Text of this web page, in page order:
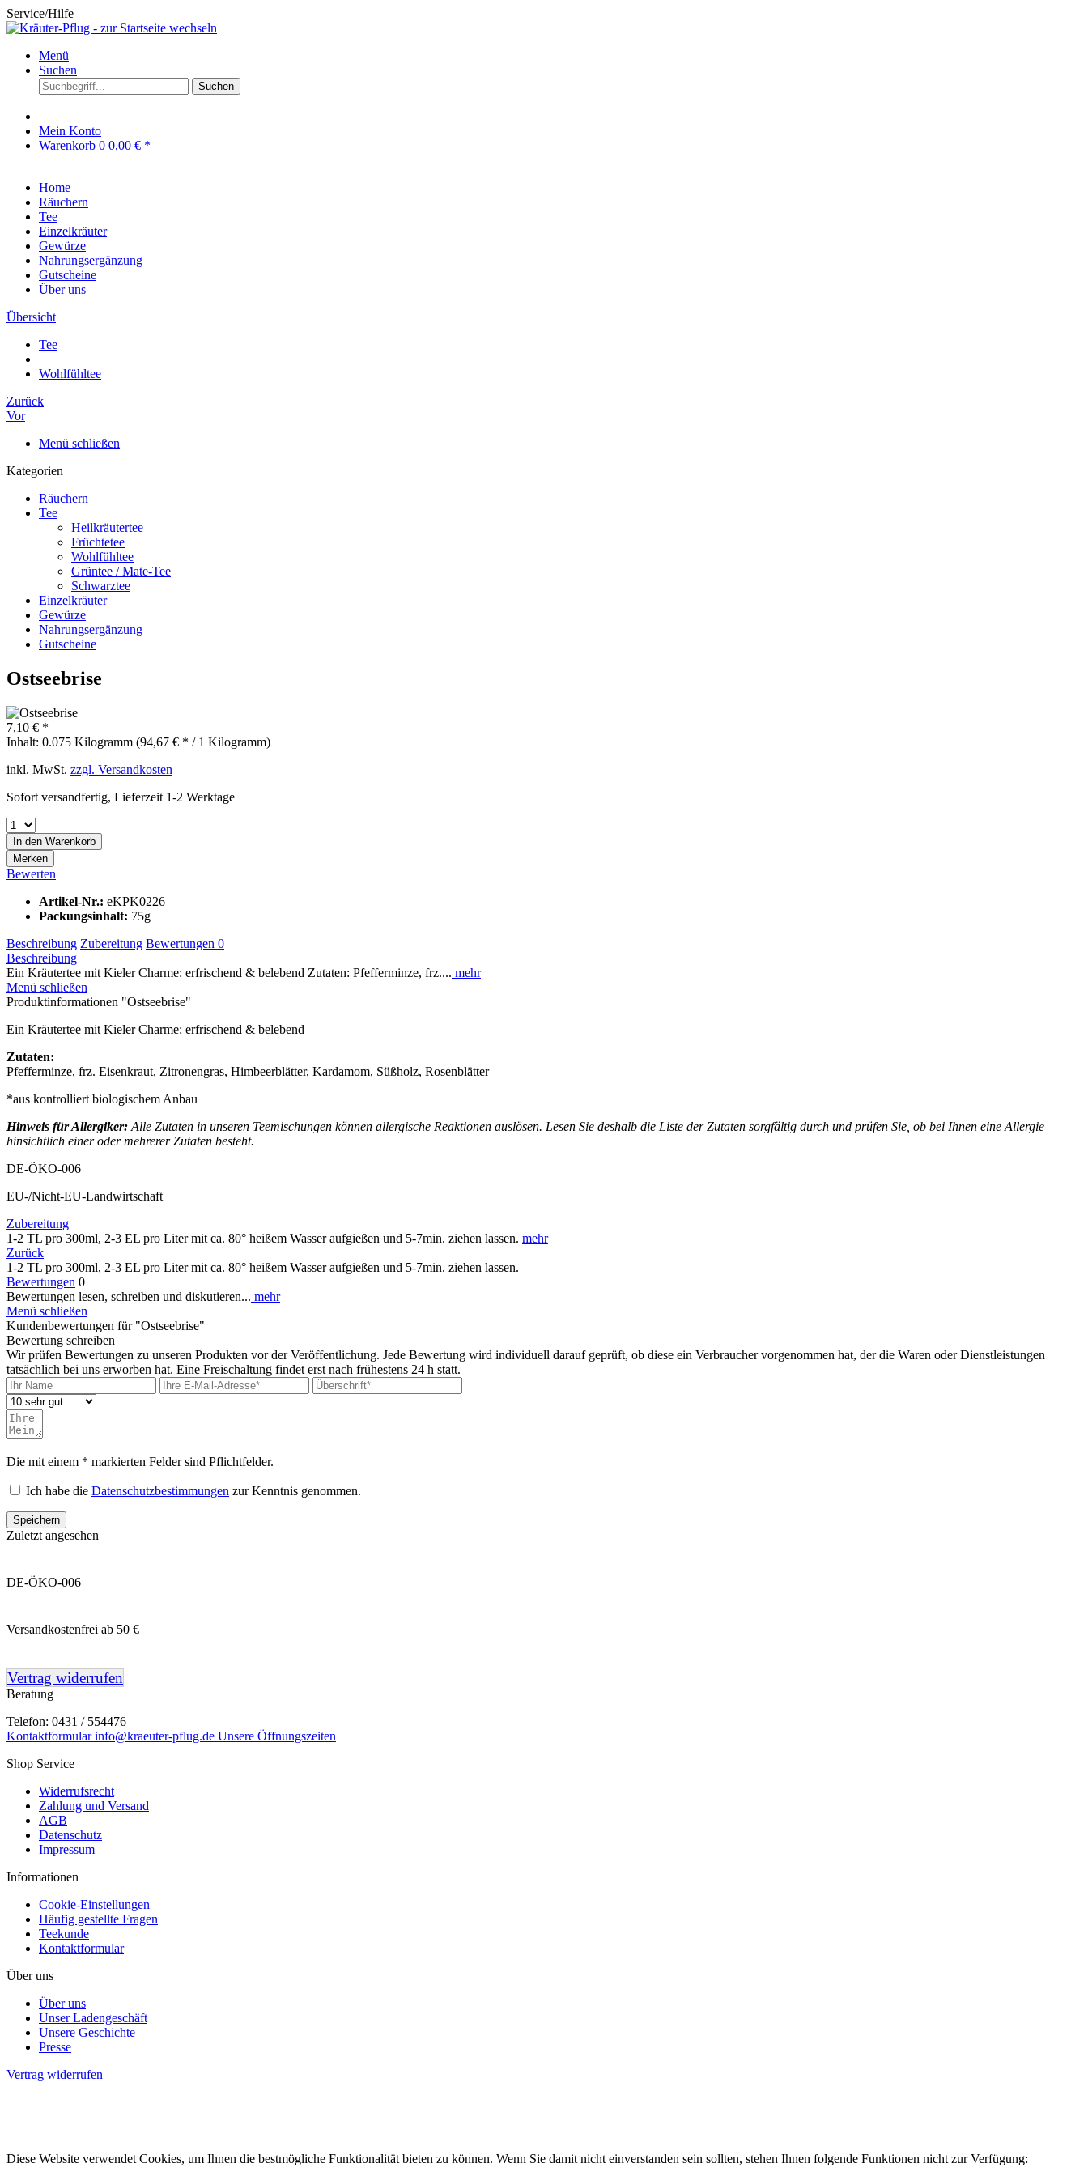
Service/Hilfe
Menü
Suchen
Suchen
Mein Konto
Warenkorb 0 0,00 € *
Home
Räuchern
Tee
Einzelkräuter
Gewürze
Nahrungsergänzung
Gutscheine
Über uns
Übersicht
Tee
Wohlfühltee
Zurück
Vor
Menü schließen
Kategorien
Räuchern
Tee
Heilkräutertee
Früchtetee
Wohlfühltee
Grüntee / Mate-Tee
Schwarztee
Einzelkräuter
Gewürze
Nahrungsergänzung
Gutscheine
Ostseebrise
7,10 € *
Inhalt: 0.075 Kilogramm (94,67 € * / 1 Kilogramm)
inkl. MwSt. zzgl. Versandkosten
Sofort versandfertig, Lieferzeit 1-2 Werktage
In den Warenkorb
Merken
Bewerten
Artikel-Nr.: eKPK0226
Packungsinhalt: 75g
Beschreibung Zubereitung Bewertungen 0
Beschreibung
Ein Kräutertee mit Kieler Charme: erfrischend & belebend Zutaten: Pfefferminze, frz.... mehr
Menü schließen
Produktinformationen "Ostseebrise"
Ein Kräutertee mit Kieler Charme: erfrischend & belebend
Zutaten:
Pfefferminze, frz. Eisenkraut, Zitronengras, Himbeerblätter, Kardamom, Süßholz, Rosenblätter
*aus kontrolliert biologischem Anbau
Hinweis für Allergiker: Alle Zutaten in unseren Teemischungen können allergische Reaktionen auslösen. Lesen Sie deshalb die Liste der Zutaten sorgfältig durch und prüfen Sie, ob bei Ihnen eine Allergie
hinsichtlich einer oder mehrerer Zutaten besteht.
DE-ÖKO-006
EU-/Nicht-EU-Landwirtschaft
Zubereitung
1-2 TL pro 300ml, 2-3 EL pro Liter mit ca. 80° heißem Wasser aufgießen und 5-7min. ziehen lassen. mehr
Zurück
1-2 TL pro 300ml, 2-3 EL pro Liter mit ca. 80° heißem Wasser aufgießen und 5-7min. ziehen lassen.
Bewertungen 0
Bewertungen lesen, schreiben und diskutieren... mehr
Menü schließen
Kundenbewertungen für "Ostseebrise"
Bewertung schreiben
Wir prüfen Bewertungen zu unseren Produkten vor der Veröffentlichung. Jede Bewertung wird individuell darauf geprüft, ob diese ein Verbraucher vorgenommen hat, der die Waren oder Dienstleistungen
tatsächlich bei uns erworben hat. Eine Freischaltung findet erst nach frühestens 24 h statt.
Die mit einem * markierten Felder sind Pflichtfelder.
Ich habe die Datenschutzbestimmungen zur Kenntnis genommen.
Speichern
Zuletzt angesehen
DE-ÖKO-006
Versandkostenfrei ab 50 €
Vertrag widerrufen
Beratung
Telefon: 0431 / 554476
Kontaktformularinfo@kraeuter-pflug.de Unsere Öffnungszeiten
Shop Service
Widerrufsrecht
Zahlung und Versand
AGB
Datenschutz
Impressum
Informationen
Cookie-Einstellungen
Häufig gestellte Fragen
Teekunde
Kontaktformular
Über uns
Über uns
Unser Ladengeschäft
Unsere Geschichte
Presse
Vertrag widerrufen
Diese Website verwendet Cookies, um Ihnen die bestmögliche Funktionalität bieten zu können. Wenn Sie damit nicht einverstanden sein sollten, stehen Ihnen folgende Funktionen nicht zur Verfügung: